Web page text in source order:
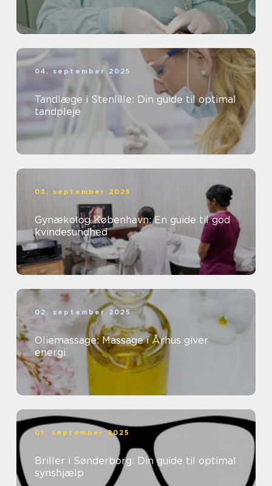
04. september 2025
Tandlæge i Stenlille: Din guide til optimal
tandpleje
03. september 2025
Gynækolog København: En guide til god
kvindesundhed
02. september 2025
Oliemassage: Massage i Århus giver
energi
01. september 2025
Briller i Sønderborg: Din guide til optimal
synshjælp